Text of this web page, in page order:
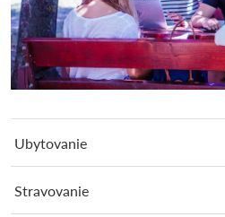
Ubytovanie
Stravovanie